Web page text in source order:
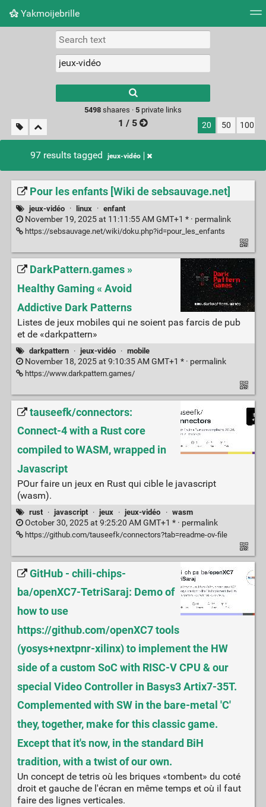
Yakmoijebrille
Picture wall
results.
5498shaares · 5private links
1 / 5 20 50 100
97 results tagged jeux-vidéo
Pour les enfants [Wiki de sebsauvage.net]
jeux-vidéo · linux · enfant
November 19, 2025 at 11:11:55 AM GMT+1 * · permalink
https://sebsauvage.net/wiki/doku.php?id=pour_les_enfants
DarkPattern.games »
Healthy Gaming « Avoid
Addictive Dark Patterns
Listes de jeux mobiles qui ne soient pas farcis de pub
et de «darkpattern»
darkpattern · jeux-vidéo · mobile
November 18, 2025 at 9:10:35 AM GMT+1 * · permalink
https://www.darkpattern.games/
tauseefk/connectors:
Connect-4 with a Rust core
compiled to WASM, wrapped in
Javascript
POur faire un jeux en Rust qui cible le javascript
(wasm).
rust · javascript · jeux · jeux-vidéo · wasm
October 30, 2025 at 9:25:20 AM GMT+1 * · permalink
https://github.com/tauseefk/connectors?tab=readme-ov-file
GitHub - chili-chips-
ba/openXC7-TetriSaraj: Demo of
how to use
https://github.com/openXC7 tools
(yosys+nextpnr-xilinx) to implement the HW
side of a custom SoC with RISC-V CPU & our
special Video Controller in Basys3 Artix7-35T.
Complemented with SW in the bare-metal 'C'
they, together, make for this classic game.
Except that it's now, in the standard BiH
tradition, with a twist of our own.
Un concept de tetris où les briques «tombent» du coté
droit et gauche de l'écran en même temps et où il faut
faire des lignes verticales.